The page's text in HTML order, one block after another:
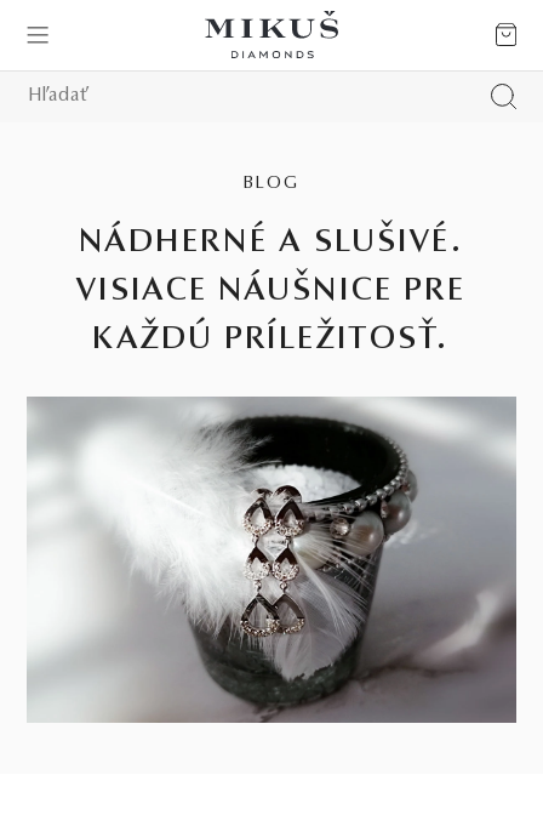
BLOG
NÁDHERNÉ A SLUŠIVÉ.
VISIACE NÁUŠNICE PRE
KAŽDÚ PRÍLEŽITOSŤ.